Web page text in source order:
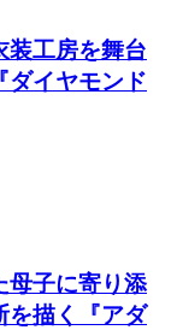
装工房を舞台
ダイヤモンド
母子に寄り添
を描く『アダ